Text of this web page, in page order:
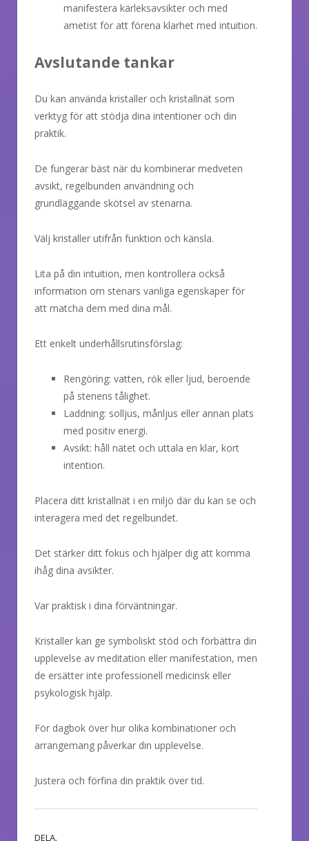
manifestera kärleksavsikter och med
ametist för att förena klarhet med intuition.
Avslutande tankar
Du kan använda kristaller och kristallnät som
verktyg för att stödja dina intentioner och din
praktik.
De fungerar bäst när du kombinerar medveten
avsikt, regelbunden användning och
grundläggande skötsel av stenarna.
Välj kristaller utifrån funktion och känsla.
Lita på din intuition, men kontrollera också
information om stenars vanliga egenskaper för
att matcha dem med dina mål.
Ett enkelt underhållsrutinsförslag:
Rengöring: vatten, rök eller ljud, beroende
på stenens tålighet.
Laddning: solljus, månljus eller annan plats
med positiv energi.
Avsikt: håll nätet och uttala en klar, kort
intention.
Placera ditt kristallnät i en miljö där du kan se och
interagera med det regelbundet.
Det stärker ditt fokus och hjälper dig att komma
ihåg dina avsikter.
Var praktisk i dina förväntningar.
Kristaller kan ge symboliskt stöd och förbättra din
upplevelse av meditation eller manifestation, men
de ersätter inte professionell medicinsk eller
psykologisk hjälp.
För dagbok över hur olika kombinationer och
arrangemang påverkar din upplevelse.
Justera och förfina din praktik över tid.
DELA.